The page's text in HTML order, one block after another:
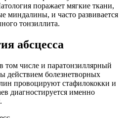
поражает мягкие ткани,
миндалины, и часто развивается
тонзиллита.
абсцесса
том числе и паратонзиллярный
действием болезнетворных
провоцируют стафилококки и
диагностируется именно